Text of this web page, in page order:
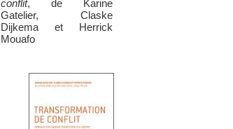
conflit, de Karine
Gatelier, Claske
Dijkema et Herrick
Mouafo